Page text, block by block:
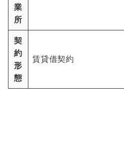
業
所
契
約
形
態
賃貸借契約